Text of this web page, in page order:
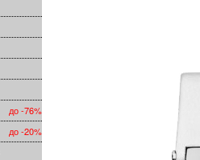
до -76%
до -20%